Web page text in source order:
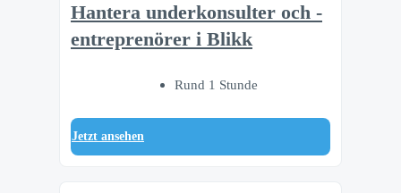
Hantera underkonsulter och -
entreprenörer i Blikk
Rund 1 Stunde
Jetzt ansehen